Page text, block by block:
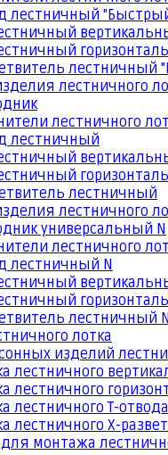
лестничный
лестничный
лестничного
лестничного
лестничный
лестничный
лестничного
универсальный N
лестничного
лестничный N
лестничный N
лотка
изделий
лестничного
лестничного
лестничного Т-отвода
лестничного Х-
монтажа